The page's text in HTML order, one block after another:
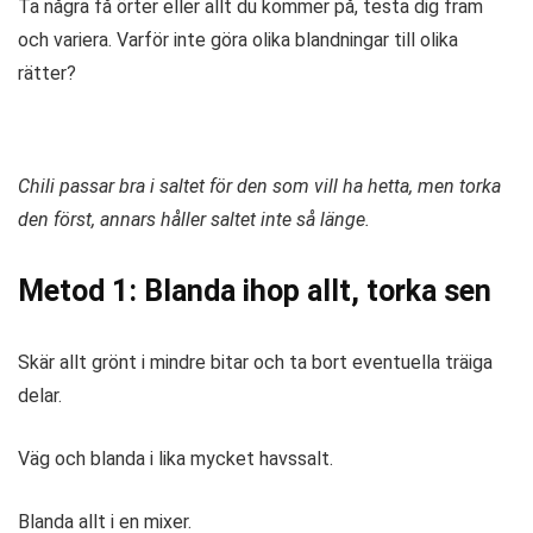
Ta några få örter eller allt du kommer på, testa dig fram
och variera. Varför inte göra olika blandningar till olika
rätter?
Chili passar bra i saltet för den som vill ha hetta, men torka
den först, annars håller saltet inte så länge.
Metod 1: Blanda ihop allt, torka sen
Skär allt grönt i mindre bitar och ta bort eventuella träiga
delar.
Väg och blanda i lika mycket havssalt.
Blanda allt i en mixer.